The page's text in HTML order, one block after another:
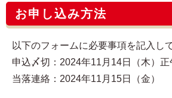
お申し込み方法
以下のフォームに必要事項を記入し
申込〆切：2024年11月14日（木）
当落連絡：2024年11月15日（金）